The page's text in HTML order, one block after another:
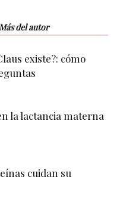
del autor
existe?: cómo
la lactancia materna
cuidan su